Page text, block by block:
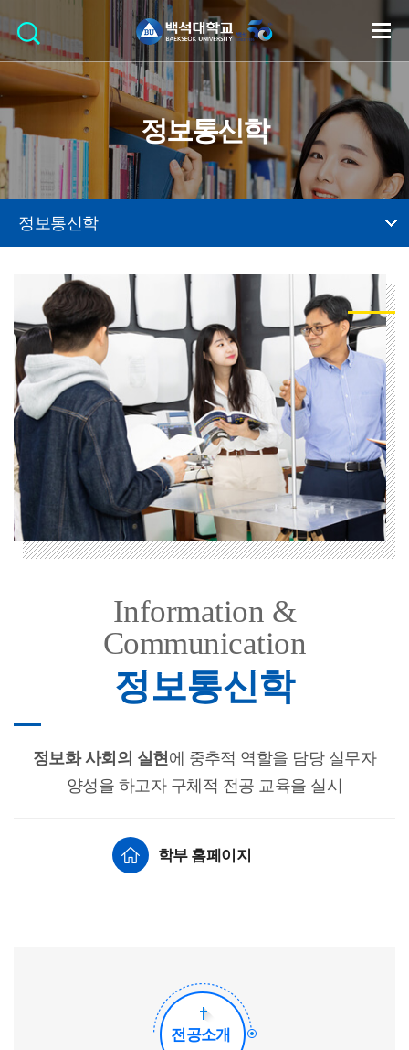
정보통신학
정보통신학
Information &
Communication
정보통신학
정보화 사회의 실현에 중추적 역할을 담당 실무자
양성을 하고자 구체적 전공 교육을 실시
학부 홈페이지
전공소개